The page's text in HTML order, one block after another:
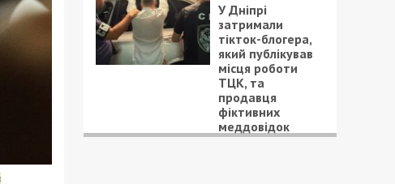
У Дніпрі
затримали
тікток-блогера,
який публікував
місця роботи
ТЦК, та
продавця
фіктивних
меддовідок